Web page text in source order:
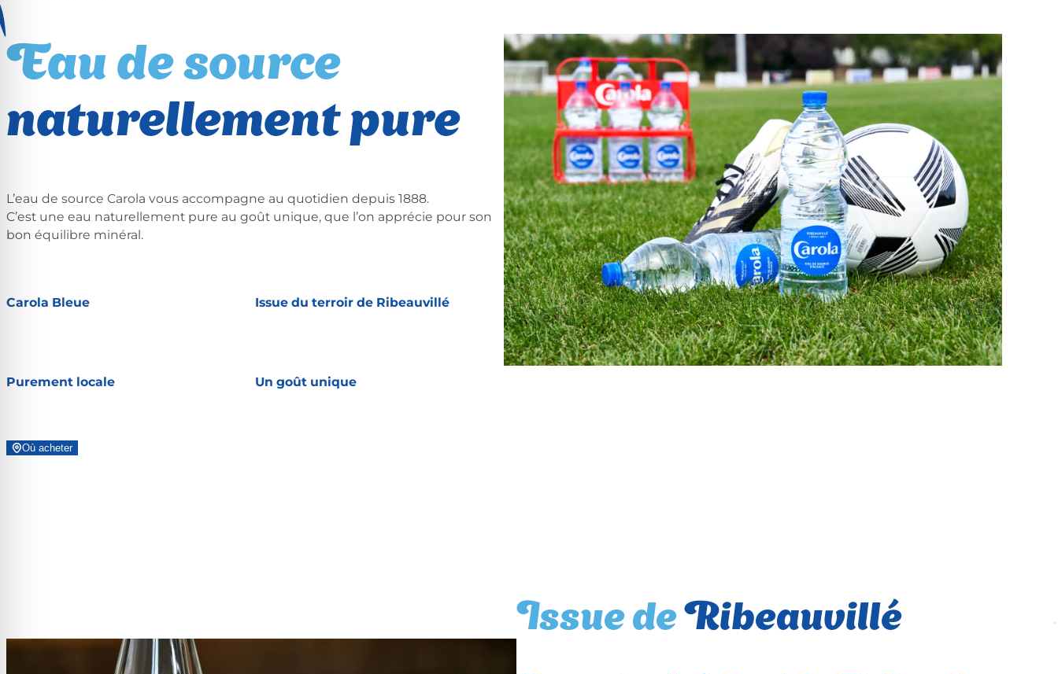
Eau de source
naturellement pure
L’eau de source Carola vous accompagne au quotidien depuis 1888.
C’est une eau naturellement pure au goût unique, que l’on apprécie pour son
bon équilibre minéral.
Carola Bleue Issue du terroir de Ribeauvillé
Purement locale Un goût unique
Où acheter
Issue deRibeauvillé